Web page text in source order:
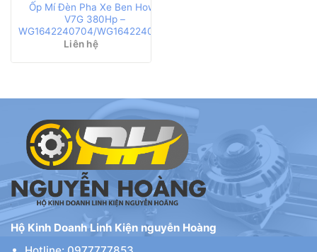
Ốp Mí Đèn Pha Xe Ben Howo
V7G 380Hp –
WG1642240704/WG1642240703
Liên hệ
Hộ Kinh Doanh Linh Kiện nguyễn Hoàng